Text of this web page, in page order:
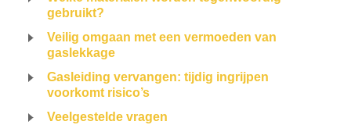
gebruikt?
Veilig omgaan met een vermoeden van
gaslekkage
Gasleiding vervangen: tijdig ingrijpen
voorkomt risico’s
Veelgestelde vragen